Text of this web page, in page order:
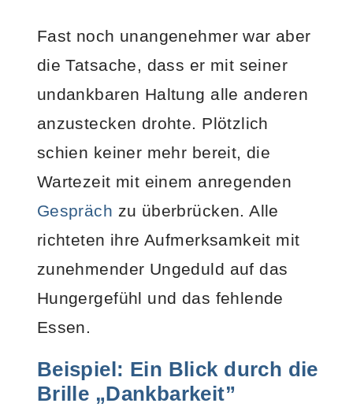
Fast noch unangenehmer war aber
die Tatsache, dass er mit seiner
undankbaren Haltung alle anderen
anzustecken drohte. Plötzlich
schien keiner mehr bereit, die
Wartezeit mit einem anregenden
Gespräch zu überbrücken. Alle
richteten ihre Aufmerksamkeit mit
zunehmender Ungeduld auf das
Hungergefühl und das fehlende
Essen.
Beispiel: Ein Blick durch die
Brille „Dankbarkeit”